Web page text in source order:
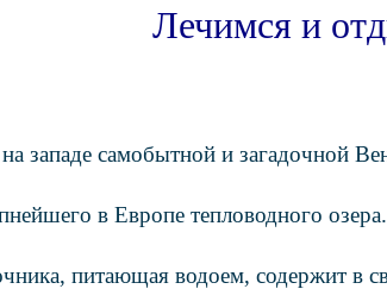
Лечимся и
западе самобытной и загадочной
в Европе тепловодного озера.
питающая водоем, содержит в